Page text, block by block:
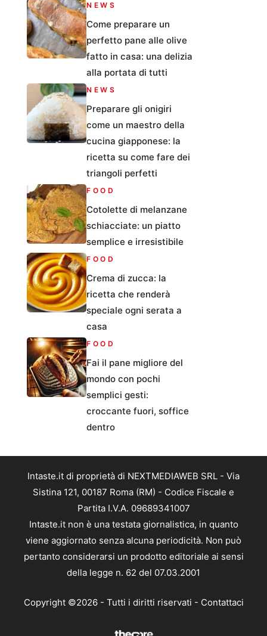
NEWS
Come preparare un
perfetto pane alle olive
fatto in casa: una delizia
alla portata di tutti
NEWS
Preparare gli onigiri
come un maestro della
cucina giapponese: la
ricetta su come fare dei
triangoli perfetti
FOOD
Cotolette di melanzane
schiacciate: un piatto
semplice e irresistibile
FOOD
Crema di zucca: la
ricetta che renderà
speciale ogni serata a
casa
FOOD
Fai il pane migliore del
mondo con pochi
semplici gesti:
croccante fuori, soffice
dentro
Intaste.it di proprietà di NEXTMEDIAWEB SRL - Via
Sistina 121, 00187 Roma (RM) - Codice Fiscale e
Partita I.V.A. 09689341007
Intaste.it non è una testata giornalistica, in quanto
viene aggiornato senza alcuna periodicità. Non può
pertanto considerarsi un prodotto editoriale ai sensi
della legge n. 62 del 07.03.2001
Copyright ©2026 - Tutti i diritti riservati - Contattaci